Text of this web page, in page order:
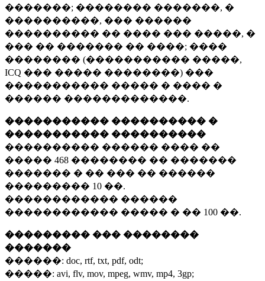
�������; �������� �������, �
����������, ��� ������
���������� �� ���� ��� �����, �
��� �� ������� �� ����; ����
�������� (����������� �����,
ICQ ��� ����� ��������) ���
����������� ����� � ���� �
������ �������������.
����������� ���������� �
����������� ����������
���������� ������ ���� ��
����� 468 �������� �� �������
������� � �� ��� �� ������
��������� 10 ��.
������������ ������
������������ ����� � �� 100 ��.
��������� ��� ��������
�������
������: doc, rtf, txt, pdf, odt;
�����: avi, flv, mov, mpeg, wmv, mp4, 3gp;